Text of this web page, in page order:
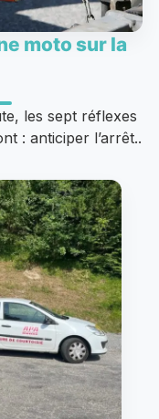
moto sur la
les sept réflexes
: anticiper l’arrêt..